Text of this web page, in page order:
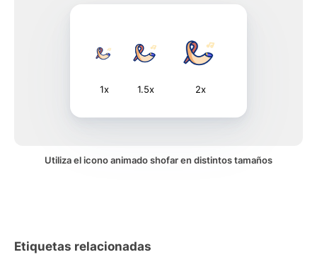
1x 1.5x 2x
Utiliza el icono animado shofar en distintos tamaños
Etiquetas relacionadas